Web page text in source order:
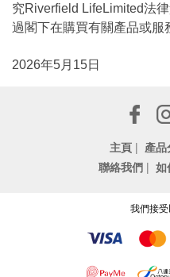
究Riverfield LifeLimited法
過閣下在購買有關產品或服
2026年5月15日
主頁 | 產
聯絡我們 | 如
我們接